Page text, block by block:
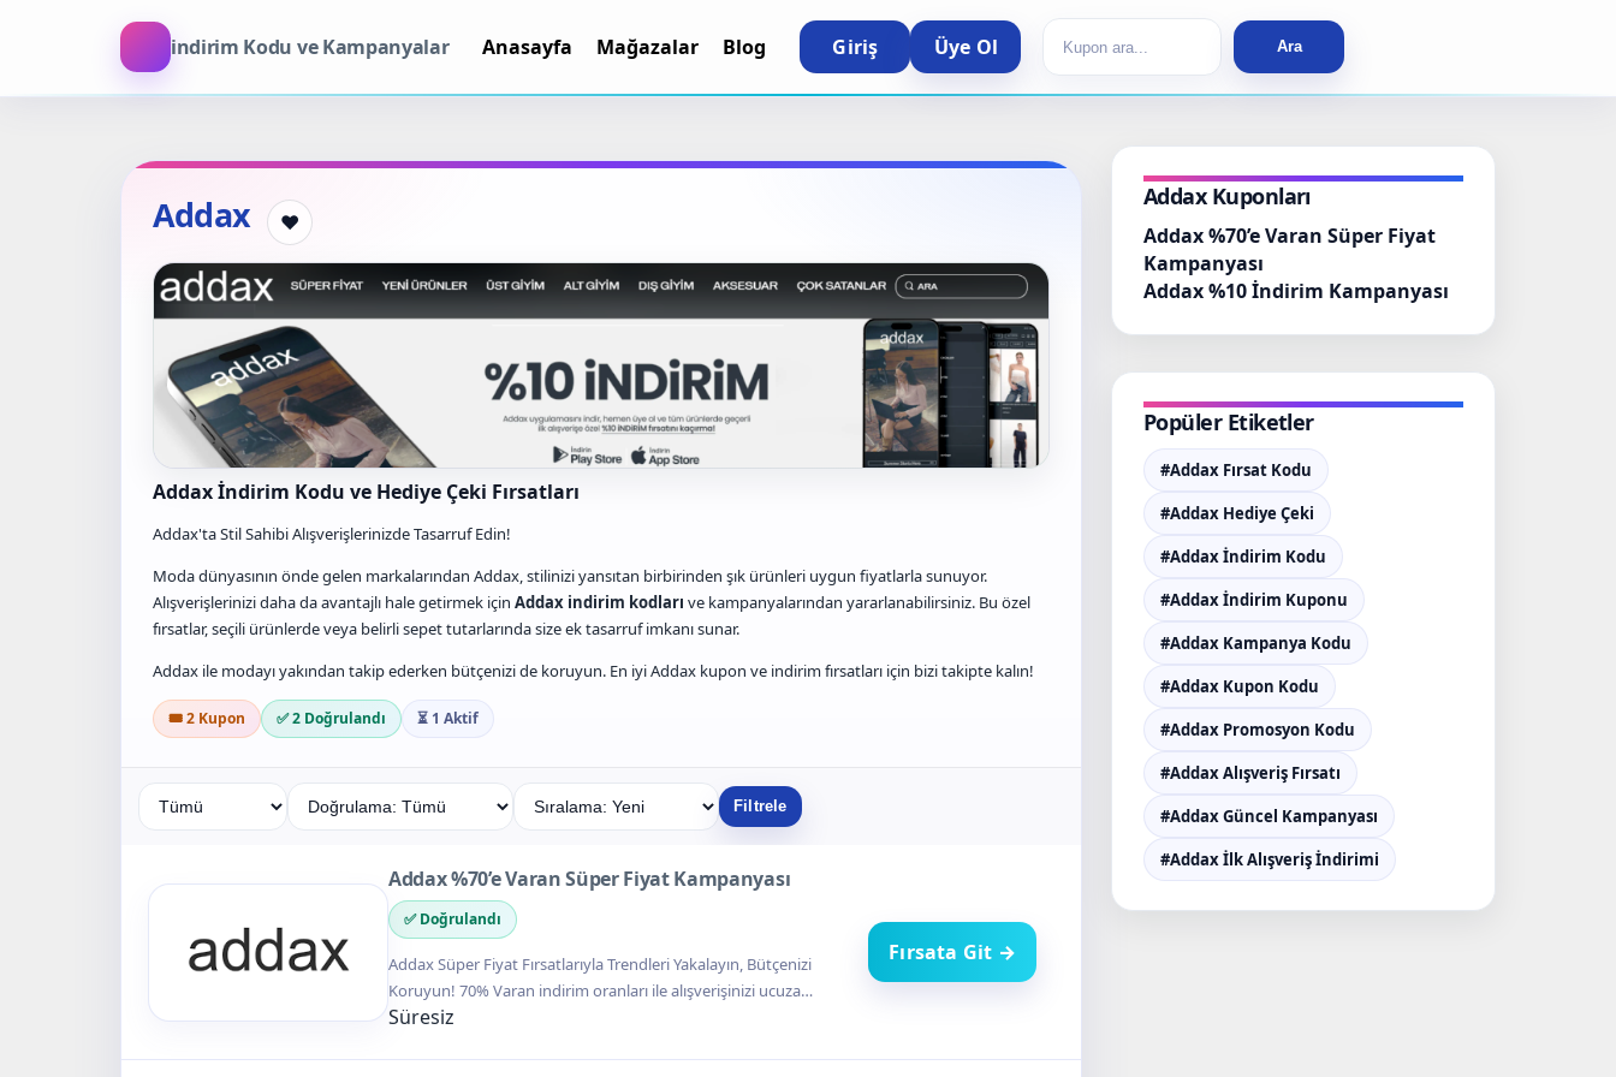
indirim Kodu ve Kampanyalar Anasayfa Mağazalar Blog Ara
Giriş Üye Ol
Addax ❤
Addax İndirim Kodu ve Hediye Çeki Fırsatları
Addax'ta Stil Sahibi Alışverişlerinizde Tasarruf Edin!
Moda dünyasının önde gelen markalarından Addax, stilinizi yansıtan birbirinden şık ürünleri uygun fiyatlarla sunuyor.
Alışverişlerinizi daha da avantajlı hale getirmek için Addax indirim kodları ve kampanyalarından yararlanabilirsiniz. Bu özel
fırsatlar, seçili ürünlerde veya belirli sepet tutarlarında size ek tasarruf imkanı sunar.
Addax ile modayı yakından takip ederken bütçenizi de koruyun. En iyi Addax kupon ve indirim fırsatları için bizi takipte kalın!
🎟️ 2 Kupon ✅ 2 Doğrulandı ⏳ 1 Aktif
Filtrele
Addax %70’e Varan Süper Fiyat Kampanyası
✅ Doğrulandı
Addax Süper Fiyat Fırsatlarıyla Trendleri Yakalayın, Bütçenizi
Koruyun! 70% Varan indirim oranları ile alışverişinizi ucuza
getirin.
Süresiz
Fırsata Git →
Addax Kuponları
Addax %70’e Varan Süper Fiyat
Kampanyası
Addax %10 İndirim Kampanyası
Popüler Etiketler
#Addax Fırsat Kodu
#Addax Hediye Çeki
#Addax İndirim Kodu
#Addax İndirim Kuponu
#Addax Kampanya Kodu
#Addax Kupon Kodu
#Addax Promosyon Kodu
#Addax Alışveriş Fırsatı
#Addax Güncel Kampanyası
#Addax İlk Alışveriş İndirimi